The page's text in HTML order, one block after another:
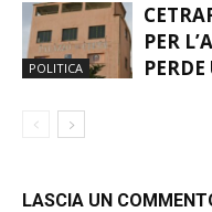
POLITICA
PER
LASCIA UN